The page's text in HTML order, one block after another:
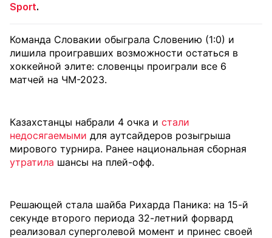
Sport.
Команда Словакии обыграла Словению (1:0) и
лишила проигравших возможности остаться в
хоккейной элите: словенцы проиграли все 6
матчей на ЧМ-2023.
Казахстанцы набрали 4 очка и стали
недосягаемыми для аутсайдеров розыгрыша
мирового турнира. Ранее национальная сборная
утратила шансы на плей-офф.
Решающей стала шайба Рихарда Паника: на 15-й
секунде второго периода 32-летний форвард
реализовал суперголевой момент и принес своей